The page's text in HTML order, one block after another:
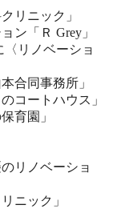
リニック」
ン「Ｒ Grey」
リノベーショ
合同事務所」
コートハウス」
育園」
リノベーショ
ニック」